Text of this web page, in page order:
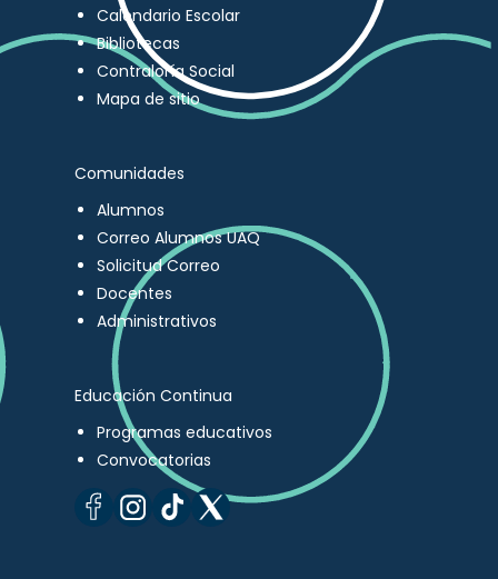
Calendario Escolar
Bibliotecas
Contraloría Social
Mapa de sitio
Comunidades
Alumnos
Correo Alumnos UAQ
Solicitud Correo
Docentes
Administrativos
Educación Continua
Programas educativos
Convocatorias